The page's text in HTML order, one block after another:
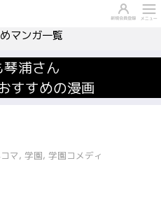
マンガ一覧
琴浦さん
すすめの漫画
マ, 学園, 学園コメディ